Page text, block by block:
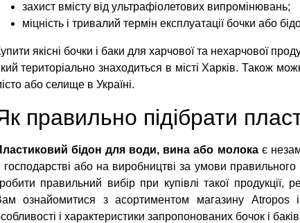
захист вмісту від ультрафіолетових випромінювань;
міцність і тривалий термін експлуатації бочки або
якісні бочки і баки для харчової та нехарчової
територіально знаходиться в місті Харків. Також
або селище в Україні.
правильно підібрати
бідон для води, вина або молокає
господарстві або на виробництві за умови
правильний вибір при купівлі такої продукції,
ознайомитися з асортиментом магазину Atropos і
і характеристики запропонованих бочок і